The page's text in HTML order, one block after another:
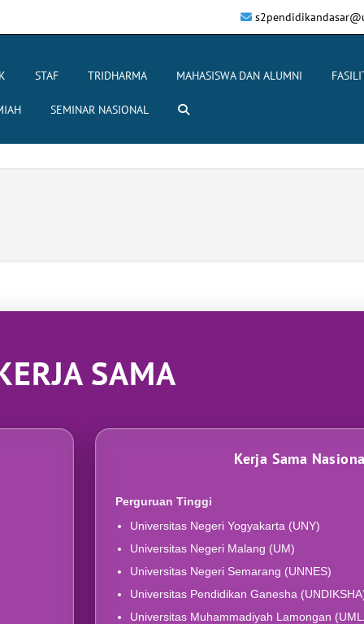
STAF TRIDHARMA MAHASISWA DAN ALUMNI
SEMINAR NASIONAL
SAMA
Kerja Sama
Perguruan Tinggi
Universitas Negeri Yogyakarta (UNY)
Universitas Negeri Malang (UM)
Universitas Negeri Semarang (UNNES)
Universitas Pendidikan Ganesha
Universitas Muhammadiyah Lamongan